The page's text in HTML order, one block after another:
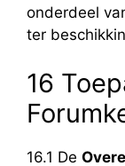
onderdeel
ter
16
16.1 De